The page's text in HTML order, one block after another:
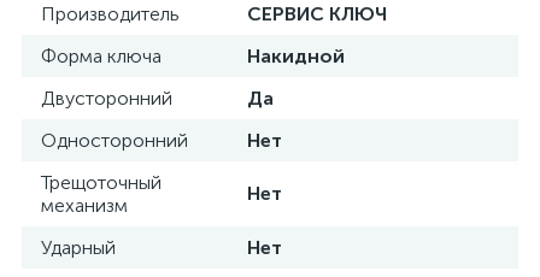
Производитель
СЕРВИС КЛЮЧ
Форма ключа
Накидной
Двусторонний
Да
Односторонний
Нет
Трещоточный
механизм
Нет
Ударный
Нет